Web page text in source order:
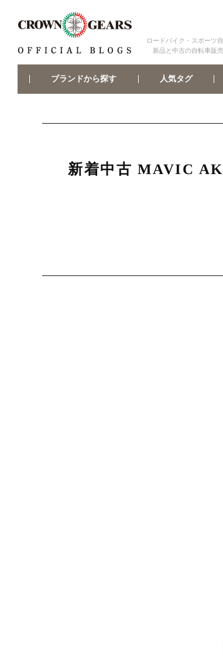
ロードバイク・スポーツ
新品と中古の自転車販
ブランドから探す 人気タグ
新着中古 MAVIC